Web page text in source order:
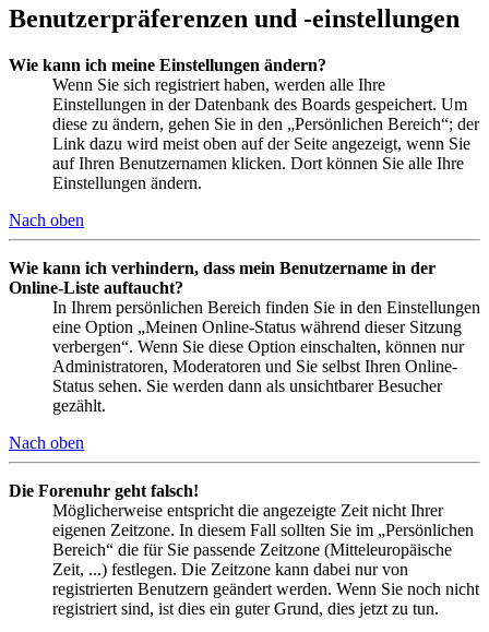
Benutzerpräferenzen und -einstellungen
Wie kann ich meine Einstellungen ändern?
Wenn Sie sich registriert haben, werden alle Ihre
Einstellungen in der Datenbank des Boards gespeichert. Um
diese zu ändern, gehen Sie in den „Persönlichen Bereich“; der
Link dazu wird meist oben auf der Seite angezeigt, wenn Sie
auf Ihren Benutzernamen klicken. Dort können Sie alle Ihre
Einstellungen ändern.
Nach oben
Wie kann ich verhindern, dass mein Benutzername in der
Online-Liste auftaucht?
In Ihrem persönlichen Bereich finden Sie in den Einstellungen
eine Option „Meinen Online-Status während dieser Sitzung
verbergen“. Wenn Sie diese Option einschalten, können nur
Administratoren, Moderatoren und Sie selbst Ihren Online-
Status sehen. Sie werden dann als unsichtbarer Besucher
gezählt.
Nach oben
Die Forenuhr geht falsch!
Möglicherweise entspricht die angezeigte Zeit nicht Ihrer
eigenen Zeitzone. In diesem Fall sollten Sie im „Persönlichen
Bereich“ die für Sie passende Zeitzone (Mitteleuropäische
Zeit, ...) festlegen. Die Zeitzone kann dabei nur von
registrierten Benutzern geändert werden. Wenn Sie noch nicht
registriert sind, ist dies ein guter Grund, dies jetzt zu tun.